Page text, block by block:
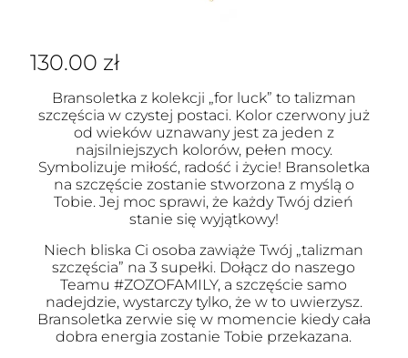
130.00 zł
Bransoletka z kolekcji „for luck” to talizman
szczęścia w czystej postaci. Kolor czerwony już
od wieków uznawany jest za jeden z
najsilniejszych kolorów, pełen mocy.
Symbolizuje miłość, radość i życie! Bransoletka
na szczęście zostanie stworzona z myślą o
Tobie. Jej moc sprawi, że każdy Twój dzień
stanie się wyjątkowy!
Niech bliska Ci osoba zawiąże Twój „talizman
szczęścia” na 3 supełki. Dołącz do naszego
Teamu #ZOZOFAMILY, a szczęście samo
nadejdzie, wystarczy tylko, że w to uwierzysz.
Bransoletka zerwie się w momencie kiedy cała
dobra energia zostanie Tobie przekazana.